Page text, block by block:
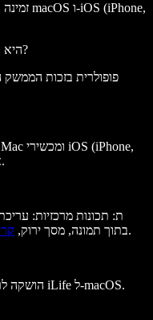
ש: האם iMovie היא תוכנת עריכת וידאו טובה?
iPad); אינה תומכת ב-Windows או לינוקס.
ת: תכונות מרכזיות:
בתוך תמונה, מסך ירוק,, הוספת מוזיקת רקע ואפקטים קוליים.
ת: iMovie הושקה לראשונה ב-1999 כחלק מחבילת iLife ל-macOS.